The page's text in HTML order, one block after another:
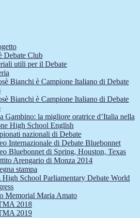
Debate Club
utili per il Debate
Bianchi è Campione Italiano di Debate
Bianchi è Campione Italiano di Debate
Gambino: la migliore oratrice d’Italia nella
High School English
nazionali di Debate
Internazionale di Debate Bluebonnet
Bluebonnet di Spring, Houston, Texas
Arengario di Monza 2014
stampa
School Parliamentary Debate World
Memorial Maria Amato
2018
2019